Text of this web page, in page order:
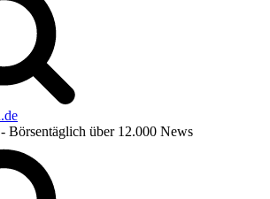
- Börsentäglich über 12.000 News